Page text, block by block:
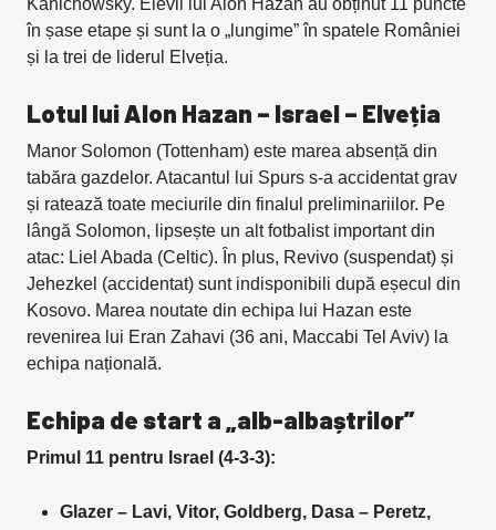
în șase etape și sunt la o „lungime” în spatele României
și la trei de liderul Elveția.
Lotul lui Alon Hazan – Israel – Elveția
Manor Solomon (Tottenham) este marea absență din
tabăra gazdelor. Atacantul lui Spurs s-a accidentat grav
și ratează toate meciurile din finalul preliminariilor. Pe
lângă Solomon, lipsește un alt fotbalist important din
atac: Liel Abada (Celtic). În plus, Revivo (suspendat) și
Jehezkel (accidentat) sunt indisponibili după eșecul din
Kosovo. Marea noutate din echipa lui Hazan este
revenirea lui Eran Zahavi (36 ani, Maccabi Tel Aviv) la
echipa națională.
Echipa de start a „alb-albaștrilor”
Primul 11 pentru Israel (4-3-3):
Glazer – Lavi, Vitor, Goldberg, Dasa – Peretz,